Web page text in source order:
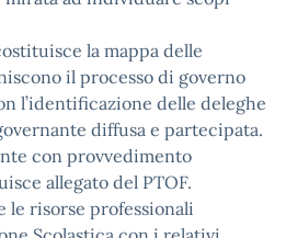
la mappa delle
il processo di governo
l’identificazione delle deleghe
diffusa e partecipata.
con provvedimento
allegato del PTOF.
le risorse professionali